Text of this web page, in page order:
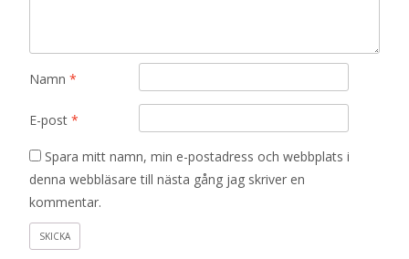
Namn *
E-post *
Spara mitt namn, min e-postadress och webbplats i
denna webbläsare till nästa gång jag skriver en
kommentar.